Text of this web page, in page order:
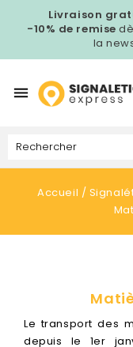
Livraison
-10% de remise
la

Accueil
Le transport des
depuis le 1er